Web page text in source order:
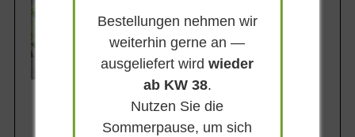
Standort
Lieferbar
Bestellungen nehmen wir
weiterhin gerne an —
ausgeliefert wirdwieder
ab KW 38.
Nutzen Sie die
Sommerpause, um sich